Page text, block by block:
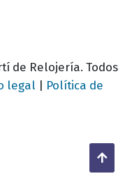
de Relojería. Todos
legal | Política de